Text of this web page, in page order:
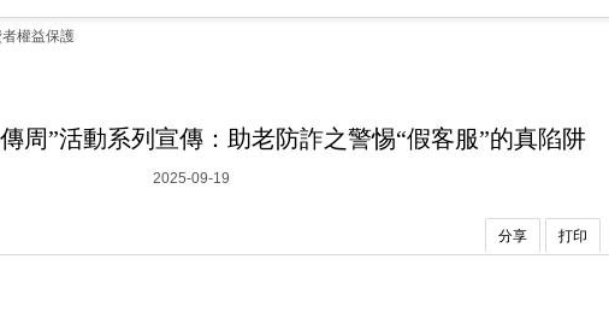
權益保護
周”活動系列宣傳：助老防詐之警惕“假客服”的真陷阱
2025-09-19
分享 打印